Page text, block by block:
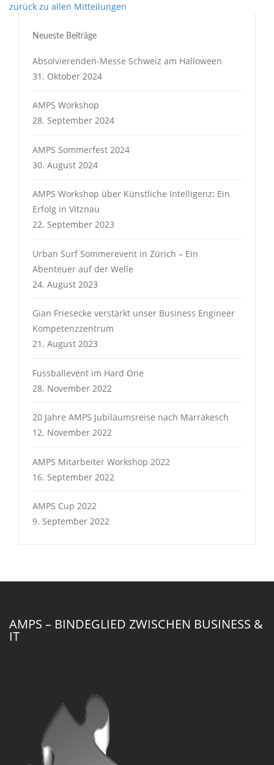
zurück zu allen Mitteilungen
Neueste Beiträge
Absolvierenden-Messe Schweiz am Halloween
31. Oktober 2024
AMPS Workshop
28. September 2024
AMPS Sommerfest 2024
30. August 2024
AMPS Workshop über Künstliche Intelligenz: Ein
Erfolg in Vitznau
22. September 2023
Urban Surf Sommerevent in Zürich – Ein
Abenteuer auf der Welle
24. August 2023
Gian Friesecke verstärkt unser Business Engineer
Kompetenzzentrum
21. August 2023
Fussballevent im Hard One
28. November 2022
20 Jahre AMPS Jubiläumsreise nach Marrakesch
12. November 2022
AMPS Mitarbeiter Workshop 2022
16. September 2022
AMPS Cup 2022
9. September 2022
AMPS – BINDEGLIED ZWISCHEN BUSINESS &
IT